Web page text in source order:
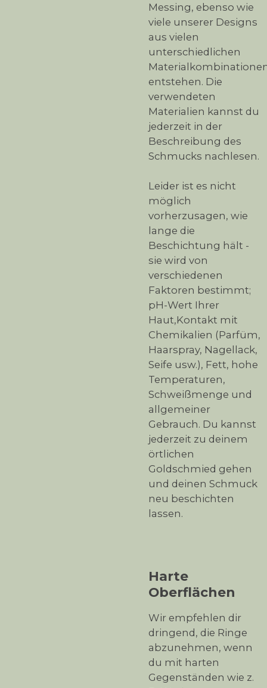
Messing, ebenso wie
viele unserer Designs
aus vielen
unterschiedlichen
entstehen. Die
verwendeten
Materialien kannst du
jederzeit in der
Beschreibung des
Schmucks nachlesen.
Leider ist es nicht
möglich
vorherzusagen, wie
lange die
Beschichtung hält -
sie wird von
verschiedenen
Faktoren bestimmt;
pH-Wert Ihrer
Haut,Kontakt mit
Chemikalien (Parfüm,
Haarspray, Nagellack,
Seife usw.), Fett, hohe
Temperaturen,
Schweißmenge und
allgemeiner
Gebrauch. Du kannst
jederzeit zu deinem
örtlichen
Goldschmied gehen
und deinen Schmuck
neu beschichten
lassen.
Harte
Oberflächen
Wir empfehlen dir
dringend, die Ringe
abzunehmen, wenn
du mit harten
Gegenständen wie z.